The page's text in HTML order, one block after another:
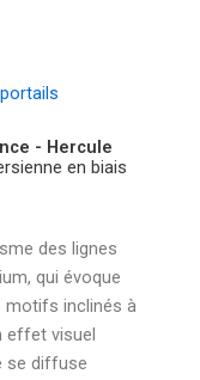
- Hercule
en biais
des lignes
qui évoque
motifs inclinés à
effet visuel
se diffuse